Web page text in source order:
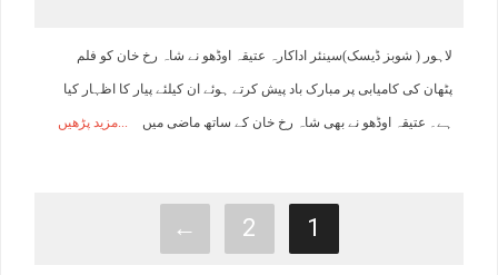
لاہور ( شوبز ڈیسک)سینئر اداکارہ عتیقہ اوڈھو نے شاہ رخ خان کو فلم
پٹھان کی کامیابی پر مبارک باد پیش کرتے ہوئے ان کیلئے پیار کا اظہار کیا
ہے۔ عتیقہ اوڈھو نے بھی شاہ رخ خان کے ساتھ ماضی میں مزید پڑھیں
1
2
←